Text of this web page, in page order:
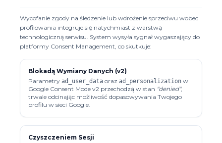
Wycofanie zgody na śledzenie lub wdrożenie sprzeciwu wobec
profilowania integruje się natychmiast z warstwą
technologiczną serwisu. System wysyła sygnał wygaszający do
platformy Consent Management, co skutkuje:
Blokadą Wymiany Danych (v2)
Parametry ad_user_data oraz ad_personalization w
Google Consent Mode v2 przechodzą w stan "denied",
trwale odcinając możliwość dopasowywania Twojego
profilu w sieci Google.
Czyszczeniem Sesji